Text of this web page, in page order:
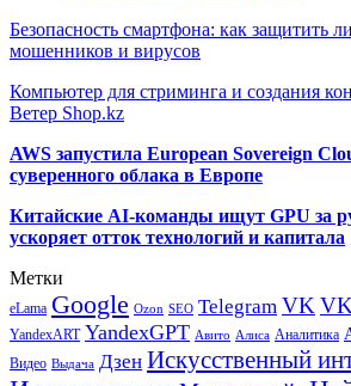
Безопасность смартфона: как защитить
мошенников и вирусов
Компьютер для стриминга и создания
Ветер Shop.kz
AWS запустила European Sovereign
суверенного облака в Европе
Китайские AI-команды ищут GPU за
ускоряет отток технологий и капитала
Метки
eLama Google Ozon SEO Telegram VK
YandexART YandexGPT Авито Алиса Аналитика
Видео Выдача Дзен Искусственный